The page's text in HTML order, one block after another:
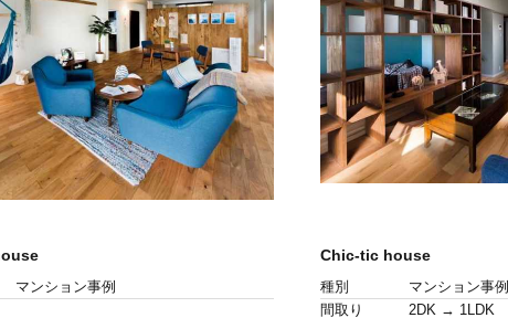
マンション事例
Chic-tic house
種別
マンション事例
間取り
2DK → 1LDK